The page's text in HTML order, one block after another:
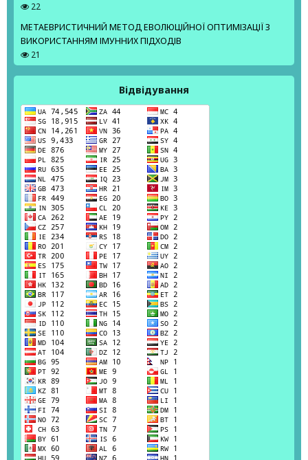
22
МЕТАЕВРИСТИЧНИЙ МЕТОД ЕВОЛЮЦІЙНОЇ ОПТИМІЗАЦІЇ З
ВИКОРИСТАННЯМ ІМУННИХ ПІДХОДІВ
21
Відвідування